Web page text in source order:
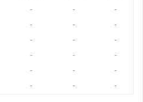
- -
-
- -
-
- -
-
- -
-
- -
-
- - -